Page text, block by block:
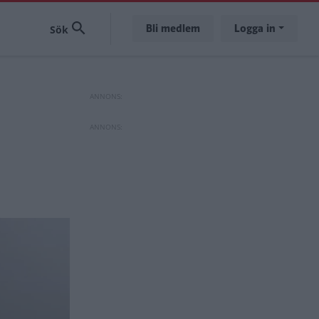
Bli medlem Logga in